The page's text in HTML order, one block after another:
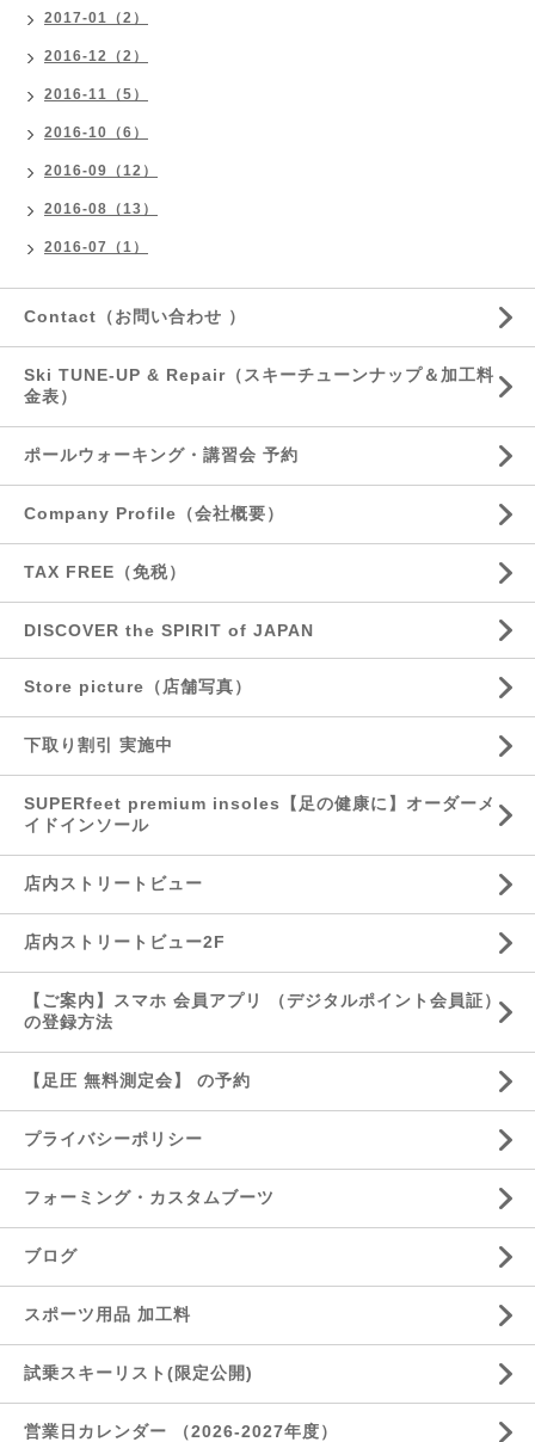
2017-01（2）
2016-12（2）
2016-11（5）
2016-10（6）
2016-09（12）
2016-08（13）
2016-07（1）
Contact（お問い合わせ ）
Ski TUNE-UP & Repair（スキーチューンナップ＆加工料
金表）
ポールウォーキング・講習会 予約
Company Profile（会社概要）
TAX FREE（免税）
DISCOVER the SPIRIT of JAPAN
Store picture（店舗写真）
下取り割引 実施中
SUPERfeet premium insoles【足の健康に】オーダーメ
イドインソール
店内ストリートビュー
店内ストリートビュー2F
【ご案内】スマホ 会員アプリ （デジタルポイント会員証）
の登録方法
【足圧 無料測定会】 の予約
プライバシーポリシー
フォーミング・カスタムブーツ
ブログ
スポーツ用品 加工料
試乗スキーリスト(限定公開)
営業日カレンダー （2026-2027年度）